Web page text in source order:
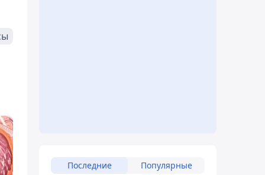
Последние Популярные